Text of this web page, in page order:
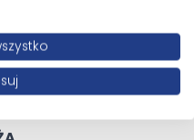
malarskimi